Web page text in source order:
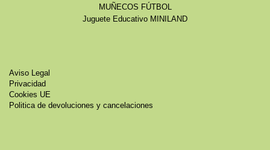
MUÑECOS FÚTBOL
Juguete Educativo MINILAND
Aviso Legal
Privacidad
Cookies UE
Politica de devoluciones y cancelaciones